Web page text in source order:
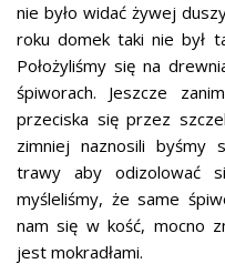
nie było widać żywej
roku domek taki nie był
Położyliśmy się na
śpiworach. Jeszcze
przeciska się przez
zimniej naznosili byśmy
trawy aby odizolować
myśleliśmy, że same
nam się w kość, mocno
jest mokradłami.